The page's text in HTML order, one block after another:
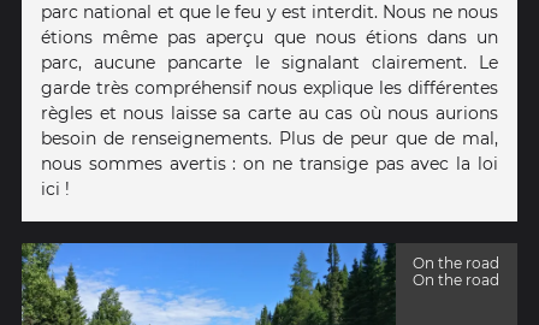
parc national et que le feu y est interdit. Nous ne nous
étions même pas aperçu que nous étions dans un
parc, aucune pancarte le signalant clairement. Le
garde très compréhensif nous explique les différentes
règles et nous laisse sa carte au cas où nous aurions
besoin de renseignements. Plus de peur que de mal,
nous sommes avertis : on ne transige pas avec la loi
ici !
On the road
On the road